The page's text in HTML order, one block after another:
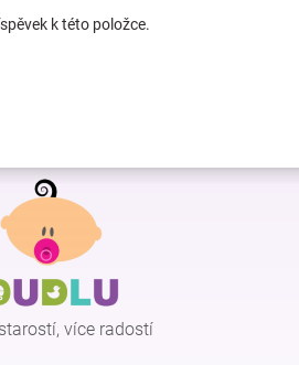
k této položce.
více radostí